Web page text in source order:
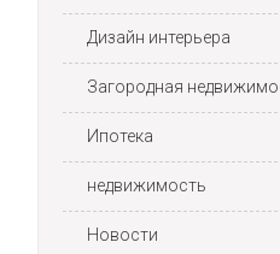
Дизайн интерьера
Загородная
Ипотека
недвижимость
Новости